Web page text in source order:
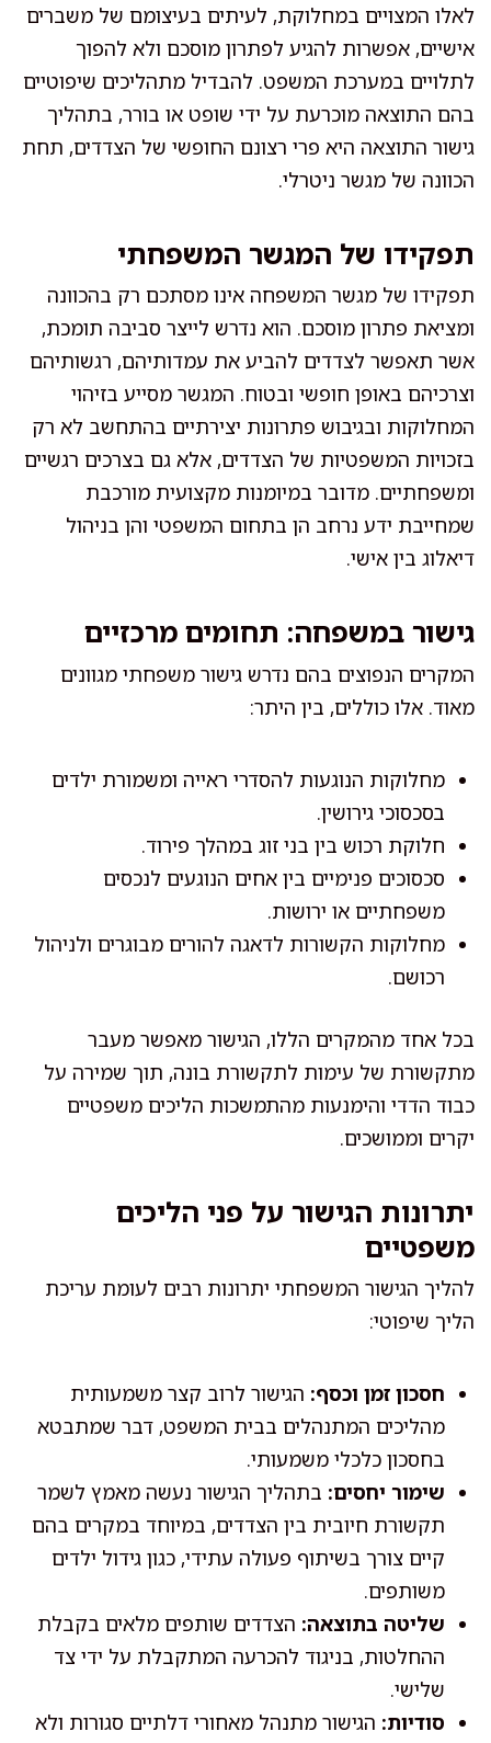
לאלו המצויים במחלוקת, לעיתים בעיצומם של משברים
אישיים, אפשרות להגיע לפתרון מוסכם ולא להפוך
לתלויים במערכת המשפט. להבדיל מתהליכים שיפוטיים
בהם התוצאה מוכרעת על ידי שופט או בורר, בתהליך
גישור התוצאה היא פרי רצונם החופשי של הצדדים, תחת
הכוונה של מגשר ניטרלי.
תפקידו של המגשר המשפחתי
תפקידו של מגשר המשפחה אינו מסתכם רק בהכוונה
ומציאת פתרון מוסכם. הוא נדרש לייצר סביבה תומכת,
אשר תאפשר לצדדים להביע את עמדותיהם, רגשותיהם
וצרכיהם באופן חופשי ובטוח. המגשר מסייע בזיהוי
המחלוקות ובגיבוש פתרונות יצירתיים בהתחשב לא רק
בזכויות המשפטיות של הצדדים, אלא גם בצרכים רגשיים
ומשפחתיים. מדובר במיומנות מקצועית מורכבת
שמחייבת ידע נרחב הן בתחום המשפטי והן בניהול
דיאלוג בין אישי.
גישור במשפחה: תחומים מרכזיים
המקרים הנפוצים בהם נדרש גישור משפחתי מגוונים
מאוד. אלו כוללים, בין היתר:
מחלוקות הנוגעות להסדרי ראייה ומשמורת ילדים
בסכסוכי גירושין.
חלוקת רכוש בין בני זוג במהלך פירוד.
סכסוכים פנימיים בין אחים הנוגעים לנכסים
משפחתיים או ירושות.
מחלוקות הקשורות לדאגה להורים מבוגרים ולניהול
רכושם.
בכל אחד מהמקרים הללו, הגישור מאפשר מעבר
מתקשורת של עימות לתקשורת בונה, תוך שמירה על
כבוד הדדי והימנעות מהתמשכות הליכים משפטיים
יקרים וממושכים.
יתרונות הגישור על פני הליכים
משפטיים
להליך הגישור המשפחתי יתרונות רבים לעומת עריכת
הליך שיפוטי:
חסכון זמן וכסף: הגישור לרוב קצר משמעותית
מהליכים המתנהלים בבית המשפט, דבר שמתבטא
בחסכון כלכלי משמעותי.
שימור יחסים: בתהליך הגישור נעשה מאמץ לשמר
תקשורת חיובית בין הצדדים, במיוחד במקרים בהם
קיים צורך בשיתוף פעולה עתידי, כגון גידול ילדים
משותפים.
שליטה בתוצאה: הצדדים שותפים מלאים בקבלת
ההחלטות, בניגוד להכרעה המתקבלת על ידי צד
שלישי.
סודיות: הגישור מתנהל מאחורי דלתיים סגורות ולא